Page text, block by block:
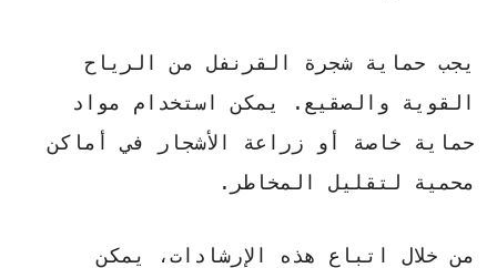
يجب حماية شجرة القرنفل من الرياح
القوية والصقيع. يمكن استخدام مواد
حماية خاصة أو زراعة الأشجار في أماكن
محمية لتقليل المخاطر.
من خلال اتباع هذه الإرشادات، يمكن